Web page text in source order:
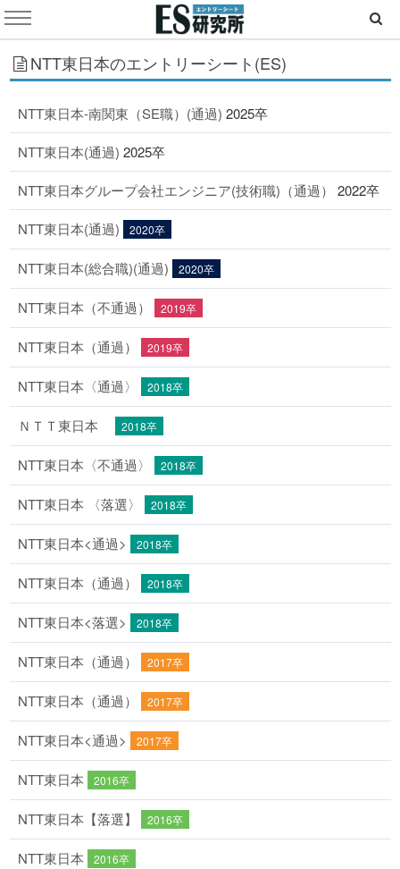
NTT東日本のエントリーシート(ES)
NTT東日本‐南関東（SE職）(通過) 2025卒
NTT東日本(通過) 2025卒
NTT東日本グループ会社エンジニア(技術職)（通過） 2022卒
NTT東日本(通過) 2020卒
NTT東日本(総合職)(通過) 2020卒
NTT東日本（不通過） 2019卒
NTT東日本（通過） 2019卒
NTT東日本〈通過〉 2018卒
ＮＴＴ東日本 2018卒
NTT東日本〈不通過〉 2018卒
NTT東日本 〈落選〉 2018卒
NTT東日本<通過> 2018卒
NTT東日本（通過） 2018卒
NTT東日本<落選> 2018卒
NTT東日本（通過） 2017卒
NTT東日本（通過） 2017卒
NTT東日本<通過> 2017卒
NTT東日本 2016卒
NTT東日本【落選】 2016卒
NTT東日本 2016卒